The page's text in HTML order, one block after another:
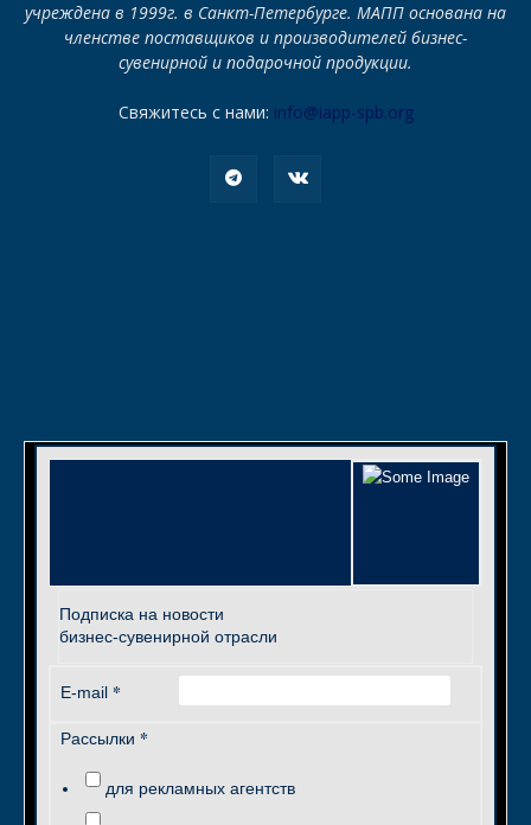
учреждена в 1999г. в Санкт-Петербурге. МАПП основана на
членстве поставщиков и производителей бизнес-
сувенирной и подарочной продукции.
Свяжитесь с нами: info@iapp-spb.org
Подписка на новости
бизнес-сувенирной отрасли
E-mail *
Рассылки *
для рекламных агентств